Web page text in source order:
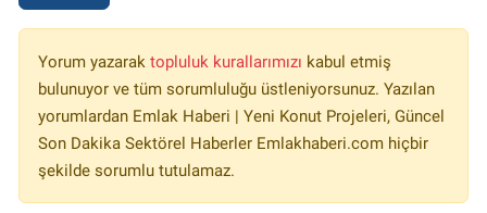
Yorum yazarak topluluk kurallarımızı kabul etmiş
bulunuyor ve tüm sorumluluğu üstleniyorsunuz. Yazılan
yorumlardan Emlak Haberi | Yeni Konut Projeleri, Güncel
Son Dakika Sektörel Haberler Emlakhaberi.com hiçbir
şekilde sorumlu tutulamaz.